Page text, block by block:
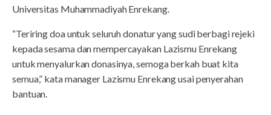
Universitas Muhammadiyah Enrekang.
“Teriring doa untuk seluruh donatur yang sudi berbagi rejeki
kepada sesama dan mempercayakan Lazismu Enrekang
untuk menyalurkan donasinya, semoga berkah buat kita
semua,” kata manager Lazismu Enrekang usai penyerahan
bantuan.